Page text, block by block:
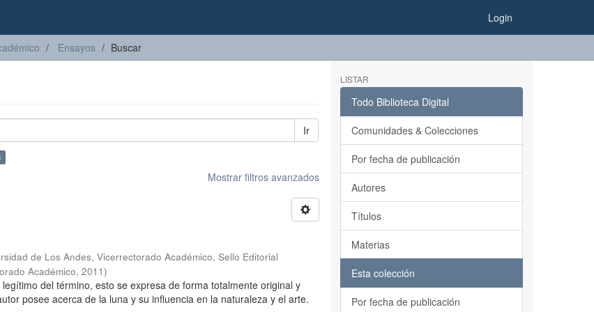
Login
Ensayos Buscar
Ir
Mostrar filtros avanzados
de Los Andes, Vicerrectorado Académico, Sello Editorial
Académico,2011)
del término, esto se expresa de forma totalmente original y
posee acerca de la luna y su influencia en la naturaleza y el arte.
LISTAR
Todo Biblioteca Digital
Comunidades & Colecciones
Por fecha de publicación
Autores
Títulos
Materias
Esta colección
Por fecha de publicación